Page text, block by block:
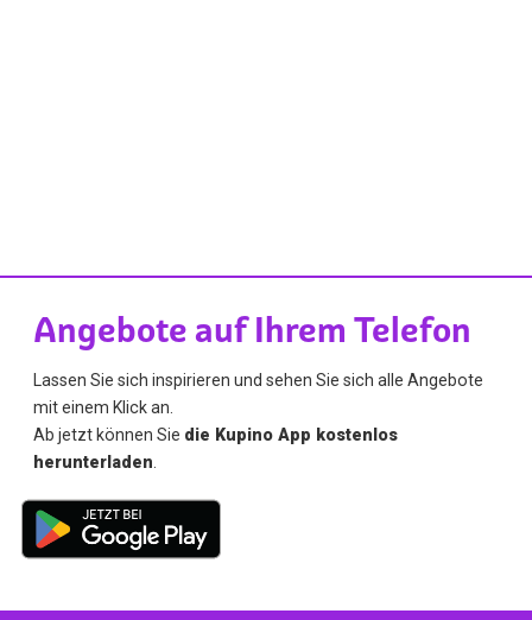
Angebote auf Ihrem Telefon
Lassen Sie sich inspirieren und sehen Sie sich alle Angebote
mit einem Klick an.
Ab jetzt können Sie die Kupino App kostenlos
herunterladen